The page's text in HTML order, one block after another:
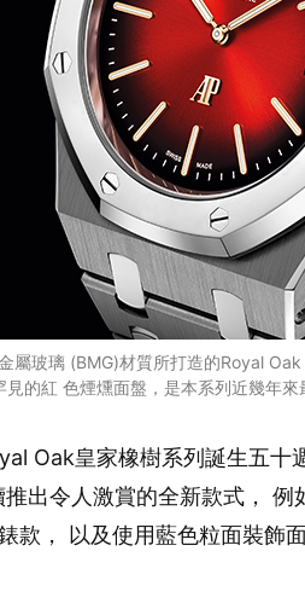
屬玻璃 (BMG)材質所打造的Royal
的紅 色煙燻面盤，是本系列近幾年來
Oak皇家橡樹系列誕生五十
推出令人激賞的全新款式，
款， 以及使用藍色粒面裝飾